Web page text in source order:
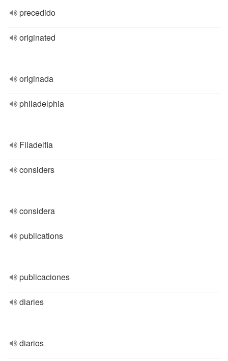
precedido
originated
originada
philadelphia
Filadelfia
considers
considera
publications
publicaciones
diaries
diarios